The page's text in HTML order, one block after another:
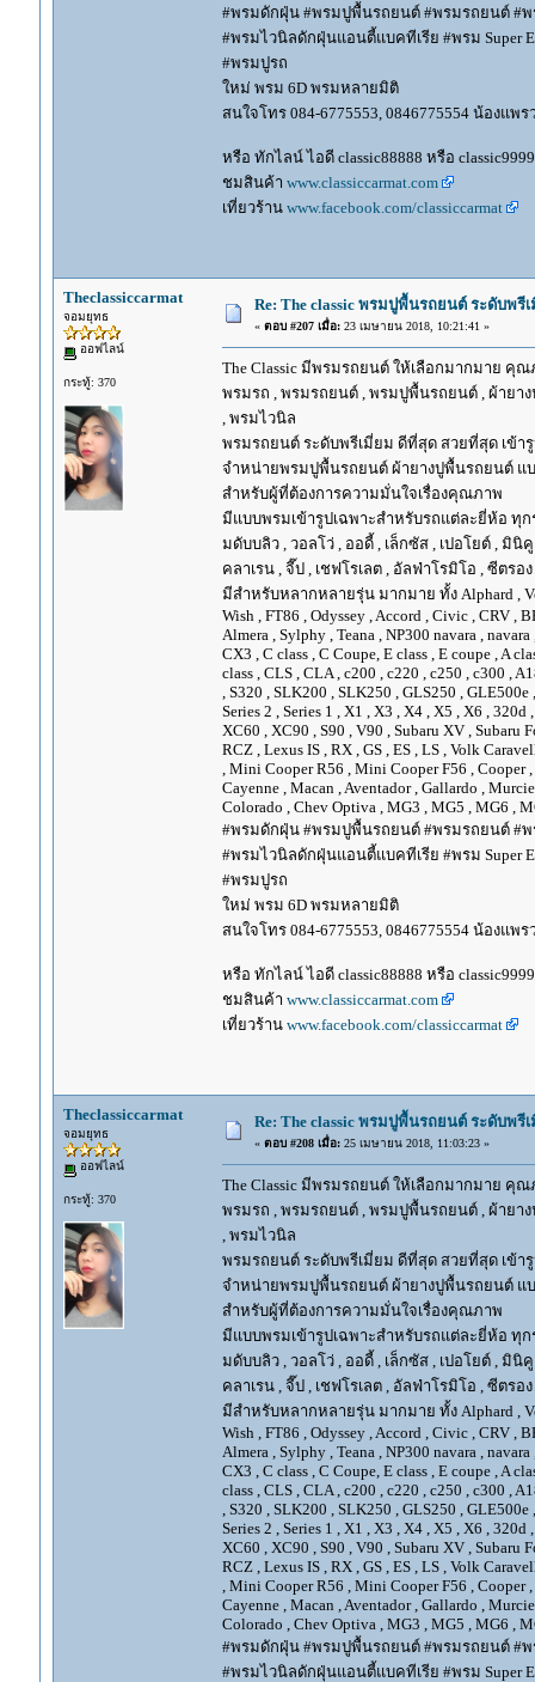
#พรมดักฝุ่น #พรมปูพื้นรถยนต์ #พรมรถยนต์ #พ
#พรมไวนิลดักฝุ่นแอนตี้แบคทีเรีย #พรม Super
#พรมปูรถ
ใหม่ พรม 6D พรมหลายมิติ
สนใจโทร 084-6775553, 0846775554 น้องแพ
หรือ ทักไลน์ ไอดี classic88888 หรือ
ชมสินค้า www.classiccarmat.com
เที่ยวร้าน www.facebook.com/classiccarmat
Theclassiccarmat
จอมยุทธ
ออฟไลน์
กระทู้: 370
Re: The classic พรมปูพื้นรถยนต์ ระดับพรี
« ตอบ #207 เมื่อ:23 เมษายน 2018, 10:21:41 »
The Classic มีพรมรถยนต์ ให้เลือกมากมาย คุ
พรมรถ , พรมรถยนต์ , พรมปูพื้นรถยนต์ , ผ้ายา
, พรมไวนิล
พรมรถยนต์ ระดับพรีเมี่ยม ดีที่สุด สวยที่สุด เข้ารู
จำหน่ายพรมปูพื้นรถยนต์ ผ้ายางปูพื้นรถยนต์ แบบ
สำหรับผู้ที่ต้องการความมั่นใจเรื่องคุณภาพ
มีแบบพรมเข้ารูปเฉพาะสำหรับรถแต่ละยี่ห้อ ทุก
มดับบลิว , วอลโว่ , ออดี้ , เล็กซัส , เปอโยต์ , มินิ
คลาเรน , จี๊ป , เชฟโรเลต , อัลฟ่าโรมิโอ , ซีตร
มีสำหรับหลากหลายรุ่น มากมาย ทั้ง Alphard ,
Wish , FT86 , Odyssey , Accord , Civic , CRV ,
Almera , Sylphy , Teana , NP300 navara ,
CX3 , C class , C Coupe, E class , E coupe , A
class , CLS , CLA , c200 , c220 , c250 , c300 ,
, S320 , SLK200 , SLK250 , GLS250 , GLE500e
Series 2 , Series 1 , X1 , X3 , X4 , X5 , X6 ,
XC60 , XC90 , S90 , V90 , Subaru XV , Subaru
RCZ , Lexus IS , RX , GS , ES , LS , Volk
, Mini Cooper R56 , Mini Cooper F56 , Cooper
Cayenne , Macan , Aventador , Gallardo ,
Colorado , Chev Optiva , MG3 , MG5 , MG6 ,
#พรมดักฝุ่น #พรมปูพื้นรถยนต์ #พรมรถยนต์ #พ
#พรมไวนิลดักฝุ่นแอนตี้แบคทีเรีย #พรม Super
#พรมปูรถ
ใหม่ พรม 6D พรมหลายมิติ
สนใจโทร 084-6775553, 0846775554 น้องแพร
หรือ ทักไลน์ ไอดี classic88888 หรือ
ชมสินค้า www.classiccarmat.com
เที่ยวร้าน www.facebook.com/classiccarmat
Theclassiccarmat
จอมยุทธ
ออฟไลน์
กระทู้: 370
Re: The classic พรมปูพื้นรถยนต์ ระดับพรี
« ตอบ #208 เมื่อ:25 เมษายน 2018, 11:03:23 »
The Classic มีพรมรถยนต์ ให้เลือกมากมาย คุ
พรมรถ , พรมรถยนต์ , พรมปูพื้นรถยนต์ , ผ้ายา
, พรมไวนิล
พรมรถยนต์ ระดับพรีเมี่ยม ดีที่สุด สวยที่สุด เข้ารู
จำหน่ายพรมปูพื้นรถยนต์ ผ้ายางปูพื้นรถยนต์ แบบ
สำหรับผู้ที่ต้องการความมั่นใจเรื่องคุณภาพ
มีแบบพรมเข้ารูปเฉพาะสำหรับรถแต่ละยี่ห้อ ทุก
มดับบลิว , วอลโว่ , ออดี้ , เล็กซัส , เปอโยต์ , มินิ
คลาเรน , จี๊ป , เชฟโรเลต , อัลฟ่าโรมิโอ , ซีตร
มีสำหรับหลากหลายรุ่น มากมาย ทั้ง Alphard ,
Wish , FT86 , Odyssey , Accord , Civic , CRV ,
Almera , Sylphy , Teana , NP300 navara ,
CX3 , C class , C Coupe, E class , E coupe , A
class , CLS , CLA , c200 , c220 , c250 , c300 ,
, S320 , SLK200 , SLK250 , GLS250 , GLE500e
Series 2 , Series 1 , X1 , X3 , X4 , X5 , X6 ,
XC60 , XC90 , S90 , V90 , Subaru XV , Subaru
RCZ , Lexus IS , RX , GS , ES , LS , Volk
, Mini Cooper R56 , Mini Cooper F56 , Cooper
Cayenne , Macan , Aventador , Gallardo ,
Colorado , Chev Optiva , MG3 , MG5 , MG6 ,
#พรมดักฝุ่น #พรมปูพื้นรถยนต์ #พรมรถยนต์ #พ
#พรมไวนิลดักฝุ่นแอนตี้แบคทีเรีย #พรม Super